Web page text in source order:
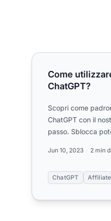
Come utilizzare il
Come
ChatGPT?
Scopri come
ChatGPT con il
passo. Sblocca
Jun 10, 2023 2 min
ChatGPT